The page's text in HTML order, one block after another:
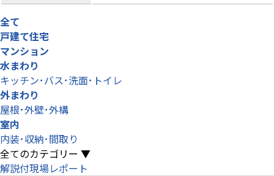
全て
戸建て住宅
マンション
水まわり
キッチン･バス･洗面･トイレ
外まわり
屋根･外壁･外構
室内
内装･収納･間取り
全てのカテゴリー ▼
解説付現場レポート